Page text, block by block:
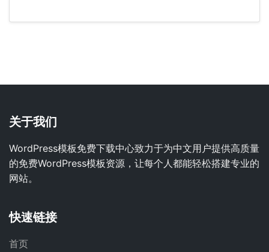
关于我们
WordPress模板免费下载中心致力于为中文用户提供高质量
的免费WordPress模板资源，让每个人都能轻松搭建专业的
网站。
快速链接
首页